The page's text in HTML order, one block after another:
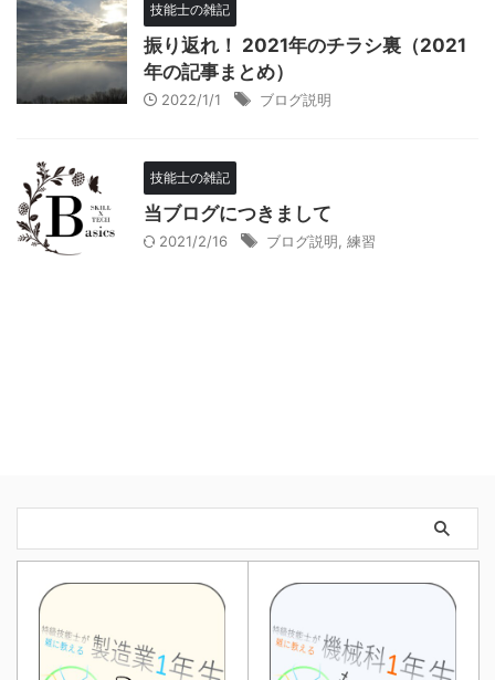
技能士の雑記
振り返れ！ 2021年のチラシ裏（2021
年の記事まとめ）
2022/1/1 ブログ説明
技能士の雑記
当ブログにつきまして
2021/2/16 ブログ説明 練習